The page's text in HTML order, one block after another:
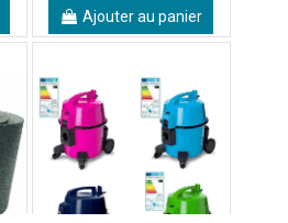
Ajouter au panier